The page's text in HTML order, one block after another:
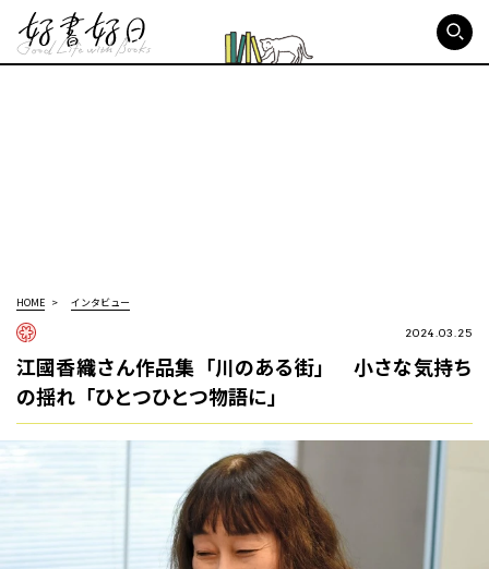
HOME インタビュー
2024.03.25
江國香織さん作品集「川のある街」 小さな気持ち
の揺れ「ひとつひとつ物語に」